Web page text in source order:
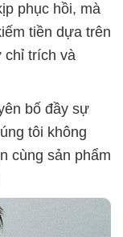
phục hồi, mà
tiền dựa trên
chỉ trích và
bố đầy sự
tôi không
cùng sản phẩm